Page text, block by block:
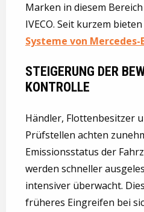
Marken in diesem
IVECO. Seit kurzem
Systeme von Mercedes-
STEIGERUNG DER
KONTROLLE
Händler, Flottenbesitzer
Prüfstellen achten
Emissionsstatus der
werden schneller
intensiver überwacht.
früheres Eingreifen bei